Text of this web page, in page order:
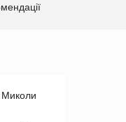
Миколи